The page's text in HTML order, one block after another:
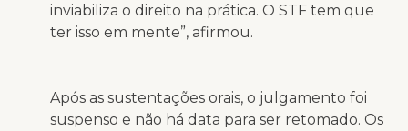
inviabiliza o direito na prática. O STF tem que
ter isso em mente”, afirmou.
Após as sustentações orais, o julgamento foi
suspenso e não há data para ser retomado. Os